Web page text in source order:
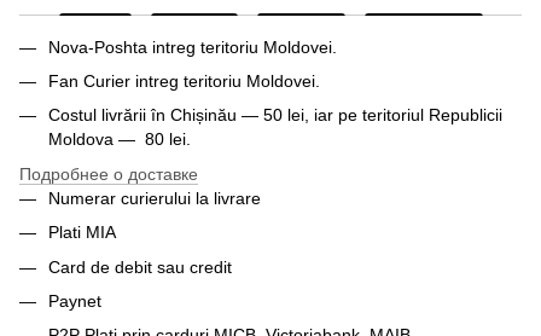
Nova-Poshta intreg teritoriu Moldovei.
Fan Curier intreg teritoriu Moldovei.
Costul livrării în Chișinău — 50 lei, iar pe teritoriul Republicii
Moldova — 80 lei.
Подробнее о доставке
Numerar curierului la livrare
Plati MIA
Card de debit sau credit
Paynet